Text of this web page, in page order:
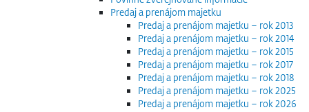
Predaj a prenájom majetku
Predaj a prenájom majetku – rok 2013
Predaj a prenájom majetku – rok 2014
Predaj a prenájom majetku – rok 2015
Predaj a prenájom majetku – rok 2017
Predaj a prenájom majetku – rok 2018
Predaj a prenájom majetku – rok 2025
Predaj a prenájom majetku – rok 2026